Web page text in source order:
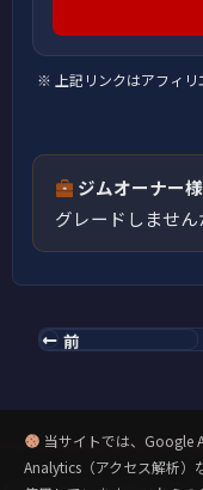
※ 上記リンクはアフィリ
ジムオーナー
グレードしません
前
当サイトでは、Google
Analytics（アクセス解析）